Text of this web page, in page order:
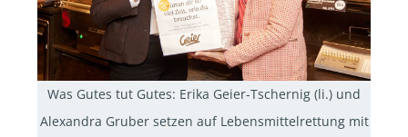
Was Gutes tut Gutes: Erika Geier-Tschernig (li.) und
Alexandra Gruber setzen auf Lebensmittelrettung mit